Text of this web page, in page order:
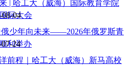
| 哈工大（威海）国际教育学院
际大会
08-04
俄少年向未来——2026年俄罗斯青
利举办
24
前程｜哈工大（威海）新马高校